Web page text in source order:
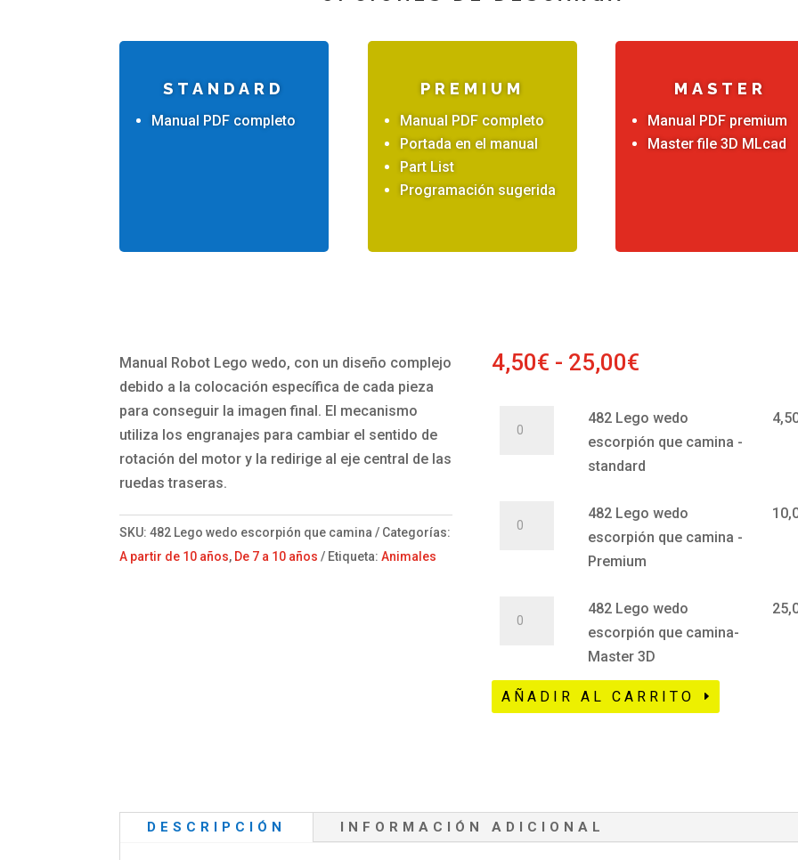
STANDARD
Manual PDF completo
PREMIUM
Manual PDF completo
Portada en el manual
Part List
Programación sugerida
MASTER
Manual PDF premium
Master file 3D MLcad
Manual Robot Lego wedo, con un diseño complejo
debido a la colocación específica de cada pieza
para conseguir la imagen final. El mecanismo
utiliza los engranajes para cambiar el sentido de
rotación del motor y la redirige al eje central de las
ruedas traseras.
SKU:482 Lego wedo escorpión que camina
Categorías:
A partir de 10 años, De 7 a 10 años Etiqueta:Animales
4,50€ - 25,00€Rango
precios:
desde
4,50€
25,00€
482 Lego wedo
escorpión que camina -
standard
Premium
cantidad
482 Lego wedo
escorpión que camina -
Premium
escorpión
que
482 Lego wedo
escorpión que camina-
Master 3D
AÑADIR AL CARRITO
DESCRIPCIÓN INFORMACIÓN ADICIONAL